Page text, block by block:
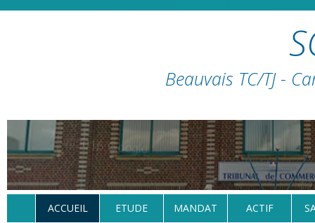
Beauvais TC/TJ -
ACCUEIL ETUDE MANDAT ACTIF